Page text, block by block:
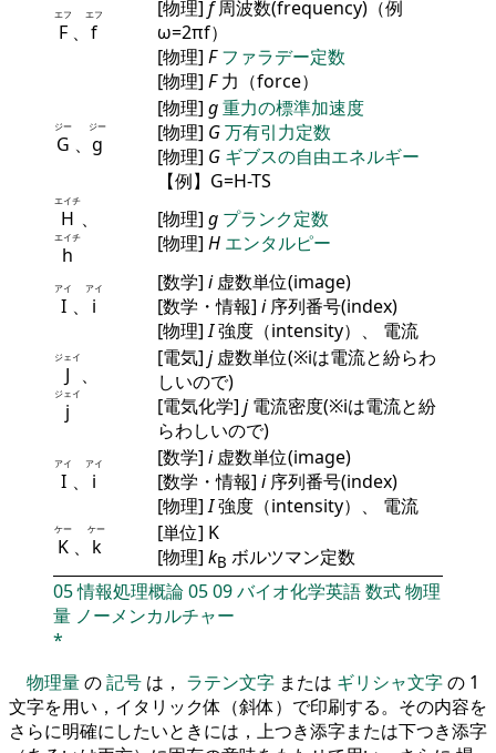
F
エフ
、 f
エフ
[物理] f周波数(frequency)（例
ω=2πf）
[物理] F ファラデー定数
[物理] F力（force）
G
ジー
、 g
ジー
[物理] g重力の標準加速度
[物理] G万有引力定数
[物理] G ギブスの自由エネルギー
【例】G=H-TS
H
エイチ
、
h
エイチ
[物理] g プランク定数
[物理] H エンタルピー
I
アイ
、 i
アイ [数学] i虚数単位(image)
[数学・情報] i序列番号(index)
[物理]I強度（intensity）、 電流
J
ジェイ
、
j
ジェイ
[電気] j虚数単位(※iは電流と紛らわ
しいので)
[電気化学] j電流密度(※iは電流と紛
らわしいので)
I
アイ
、 i
アイ [数学] i虚数単位(image)
[数学・情報] i序列番号(index)
[物理]I強度（intensity）、 電流
K
ケー
、 k
ケー
[単位] K
[物理] kB ボルツマン定数
05情報処理概論0509バイオ化学英語数式物理
量 ノーメンカルチャー
*
物理量の記号 は， ラテン文字 または ギリシャ文字の 1
文字を用い，イタリック体（斜体）で印刷する。その内容を
さらに明確にしたいときには，上つき添字または下つき添字